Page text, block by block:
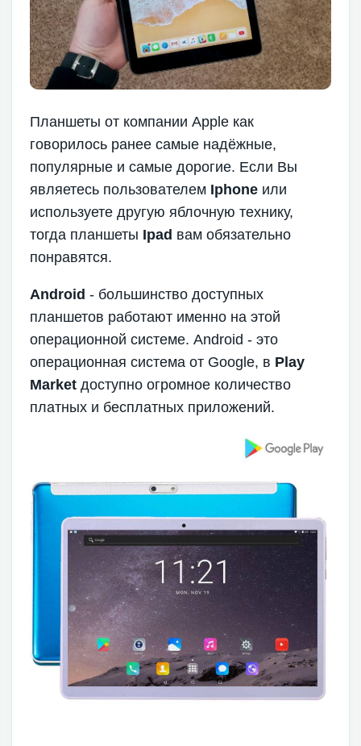
Планшеты от компании Apple как
говорилось ранее самые надёжные,
популярные и самые дорогие. Если Вы
являетесь пользователем Iphone или
используете другую яблочную технику,
тогда планшеты Ipad вам обязательно
понравятся.
Android - большинство доступных
планшетов работают именно на этой
операционной системе. Android - это
операционная система от Google, в Play
Market доступно огромное количество
платных и бесплатных приложений.